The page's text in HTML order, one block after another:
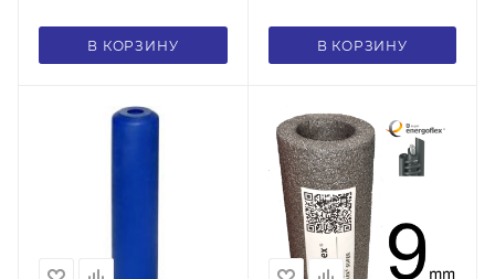
В КОРЗИНУ В КОРЗИНУ